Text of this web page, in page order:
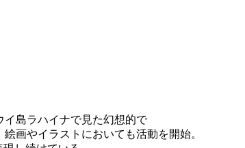
イ島ラハイナで見た幻想的で
画やイラストにおいても活動を開始。